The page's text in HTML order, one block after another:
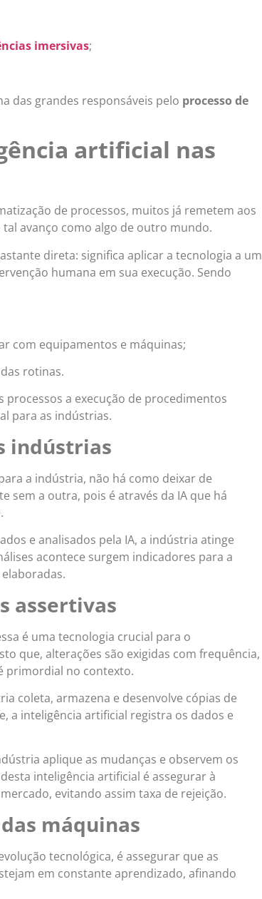
imersivas;
das grandes responsáveis pelo processo de
artificial nas
de processos, muitos já remetem aos
avanço como algo de outro mundo.
direta: significa aplicar a tecnologia a um
humana em sua execução. Sendo
com equipamentos e máquinas;
rotinas.
a execução de procedimentos
para as indústrias.
indústrias
a indústria, não há como deixar de
sem a outra, pois é através da IA que há
e analisados pela IA, a indústria atinge
acontece surgem indicadores para a
assertivas
é uma tecnologia crucial para o
que, alterações são exigidas com frequência,
primordial no contexto.
coleta, armazena e desenvolve cópias de
a inteligência artificial registra os dados e
aplique as mudanças e observem os
inteligência artificial é assegurar à
evitando assim taxa de rejeição.
máquinas
tecnológica, é assegurar que as
em constante aprendizado, afinando